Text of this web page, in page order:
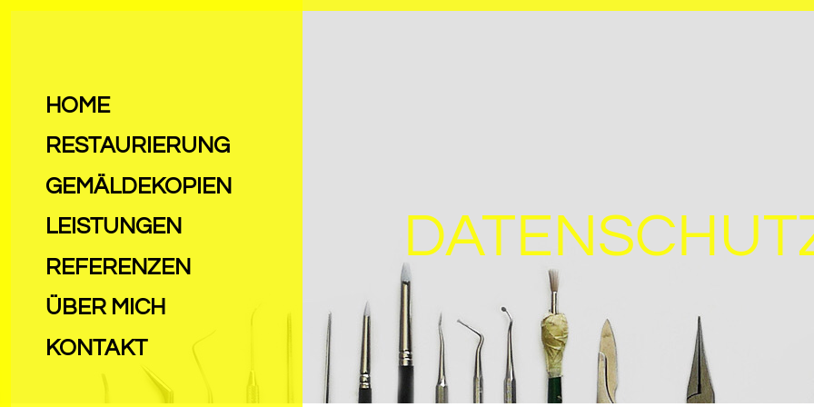
HOME
RESTAURIERUNG
GEMÄLDEKOPIEN
LEISTUNGEN
REFERENZEN
ÜBER MICH
KONTAKT